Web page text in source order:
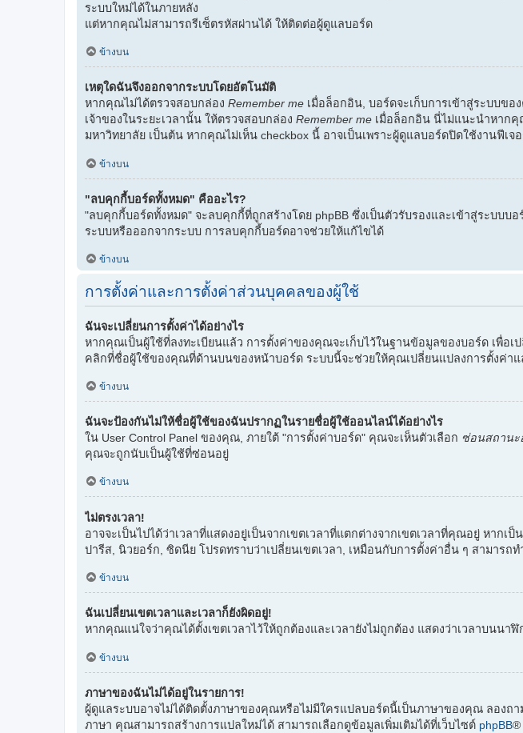
ระบบใหม่ได้ในภายหลัง
แต่หากคุณไม่สามารถรีเซ็ตรหัสผ่านได้ ให้ติดต่อผู้ดูแลบอร์ด
ข้างบน
เหตุใดฉันจึงออกจากระบบโดยอัตโนมัติ
หากคุณไม่ได้ตรวจสอบกล่อง Remember me เมื่อล็อกอิน, บอร์ดจะเก็บการเข้าสู่ระบบข
เจ้าของในระยะเวลานั้น ให้ตรวจสอบกล่อง Remember me เมื่อล็อกอิน นี่ไม่แนะนำหากคุ
มหาวิทยาลัย เป็นต้น หากคุณไม่เห็น checkbox นี้ อาจเป็นเพราะผู้ดูแลบอร์ดปิดใช้งานฟีเจ
ข้างบน
"ลบคุกกี้บอร์ดทั้งหมด" คืออะไร?
"ลบคุกกี้บอร์ดทั้งหมด" จะลบคุกกี้ที่ถูกสร้างโดย phpBB ซึ่งเป็นตัวรับรองและเข้าสู่ระบบ
ระบบหรือออกจากระบบ การลบคุกกี้บอร์ดอาจช่วยให้แก้ไขได้
ข้างบน
การตั้งค่าและการตั้งค่าส่วนบุคคลของผู้ใช้
ฉันจะเปลี่ยนการตั้งค่าได้อย่างไร
หากคุณเป็นผู้ใช้ที่ลงทะเบียนแล้ว การตั้งค่าของคุณจะเก็บไว้ในฐานข้อมูลของบอร์ด เพื่อ
คลิกที่ชื่อผู้ใช้ของคุณที่ด้านบนของหน้าบอร์ด ระบบนี้จะช่วยให้คุณเปลี่ยนแปลงการตั้งค่าแ
ข้างบน
ฉันจะป้องกันไม่ให้ชื่อผู้ใช้ของฉันปรากฏในรายชื่อผู้ใช้ออนไลน์ได้อย่างไร
ใน User Control Panel ของคุณ, ภายใต้ "การตั้งค่าบอร์ด" คุณจะเห็นตัวเลือก ซ่อนสถาน
คุณจะถูกนับเป็นผู้ใช้ที่ซ่อนอยู่
ข้างบน
ไม่ตรงเวลา!
อาจจะเป็นไปได้ว่าเวลาที่แสดงอยู่เป็นจากเขตเวลาที่แตกต่างจากเขตเวลาที่คุณอยู่ หาก
ปารีส, นิวยอร์ก, ซิดนีย โปรดทราบว่าเปลี่ยนเขตเวลา, เหมือนกับการตั้งค่าอื่น ๆ สามาร
ข้างบน
ฉันเปลี่ยนเขตเวลาและเวลาก็ยังผิดอยู่!
หากคุณแน่ใจว่าคุณได้ตั้งเขตเวลาไว้ให้ถูกต้องและเวลายังไม่ถูกต้อง แสดงว่าเวลาบนนา
ข้างบน
ภาษาของฉันไม่ได้อยู่ในรายการ!
ผู้ดูแลระบบอาจไม่ได้ติดตั้งภาษาของคุณหรือไม่มีใครแปลบอร์ดนี้เป็นภาษาของคุณ ลองถ
ภาษา คุณสามารถสร้างการแปลใหม่ได้ สามารถเลือกดูข้อมูลเพิ่มเติมได้ที่เว็บไซต์ phpBB®